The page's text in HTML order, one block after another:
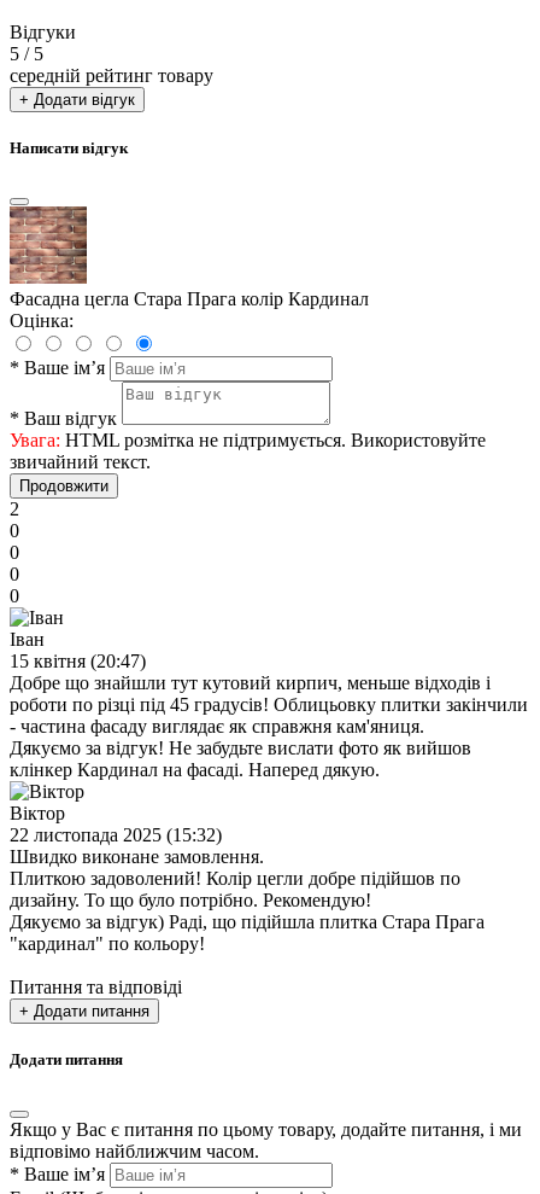
Відгуки
5 / 5
середній рейтинг товару
+ Додати відгук
Написати відгук
Фасадна цегла Стара Прага колір Кардинал
Оцінка:
* Ваше ім’я
* Ваш відгук
Увага: HTML розмітка не підтримується. Використовуйте
звичайний текст.
Продовжити
2
0
0
0
0
Іван
15 квітня (20:47)
Добре що знайшли тут кутовий кирпич, меньше відходів і
роботи по різці під 45 градусів! Облицьовку плитки закінчили
- частина фасаду виглядає як справжня кам'яниця.
Дякуємо за відгук! Не забудьте вислати фото як вийшов
клінкер Кардинал на фасаді. Наперед дякую.
Віктор
22 листопада 2025 (15:32)
Швидко виконане замовлення.
Плиткою задоволений! Колір цегли добре підійшов по
дизайну. То що було потрібно. Рекомендую!
Дякуємо за відгук) Раді, що підійшла плитка Стара Прага
"кардинал" по кольору!
Питання та відповіді
+ Додати питання
Додати питання
Якщо у Вас є питання по цьому товару, додайте питання, і ми
відповімо найближчим часом.
* Ваше ім’я